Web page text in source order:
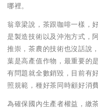
哪裡。
翁章梁說，茶跟咖啡一樣，
是製造技術以及沖泡方式，
推崇，茶農的技術也沒話說
葉是高產值作物，最重要的
有問題就全數銷毀，目前有
照規範，種好茶同時顧好消
為確保國內生產者權益，繳